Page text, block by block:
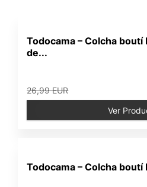
Todocama – Colcha boutí
de...
26,99 EUR
Ver
Todocama – Colcha boutí